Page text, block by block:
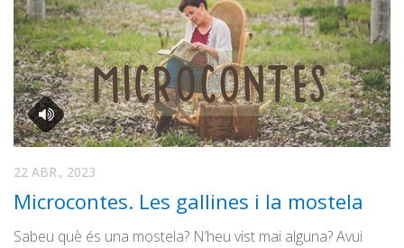
22 ABR., 2023
Microcontes. Les gallines i la mostela
Sabeu què és una mostela? N’heu vist mai alguna? Avui